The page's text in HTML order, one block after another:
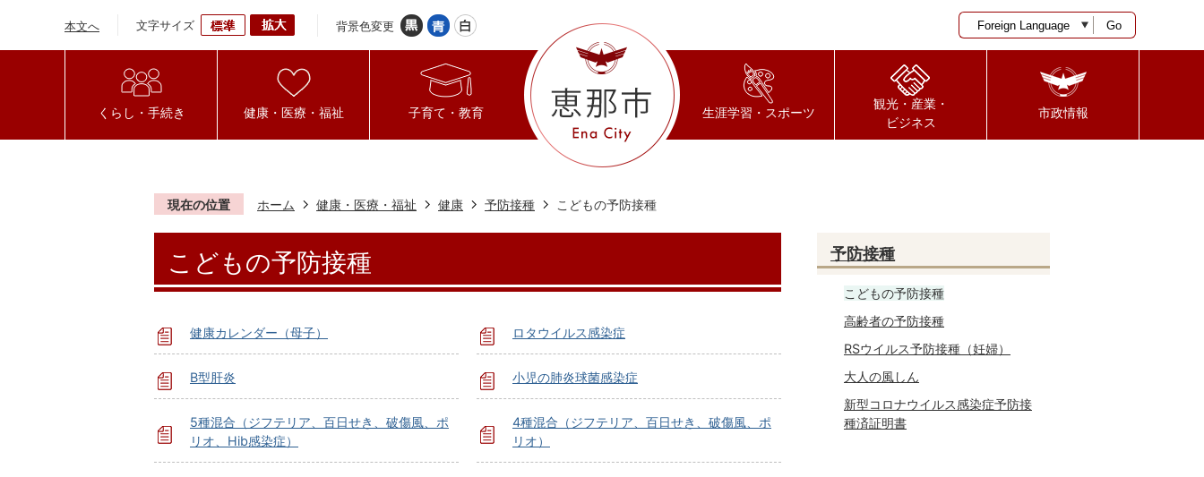
本文へ 文字サイズ 背景色変更 Go
くらし・手続き 健康・医療・福祉 子育て・教育 生涯学習・スポーツ
観光・産業・
ビジネス
市政情報
現在の位置 ホーム 健康・医療・福祉 健康 予防接種 こどもの予防接種
こどもの予防接種
健康カレンダー（母子） ロタウイルス感染症
B型肝炎 小児の肺炎球菌感染症
5種混合（ジフテリア、百日せき、破傷風、ポ
リオ、Hib感染症）
4種混合（ジフテリア、百日せき、破傷風、ポ
リオ）
予防接種
こどもの予防接種
高齢者の予防接種
RSウイルス予防接種（妊婦）
大人の風しん
新型コロナウイルス感染症予防接
種済証明書